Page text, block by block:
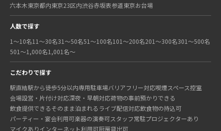
六本木東京都内東京23区内渋谷赤坂表参道東京お台場
人数で探す
1〜10名11〜30名31〜50名51〜100名101〜200名201〜300名301〜500名
501〜1,000名1,001名〜
こだわりで探す
駅直結駅から徒歩5分以内専用駐車場バリアフリー対応喫煙スペース控室
会場設営・片付け対応深夜・早朝対応荷物の事前預かりできる
飲食提供できるそのまま泊まれる ライブ配信対応飲食物の持込可
パーティー・宴会利用可楽器の演奏可スタッフ常駐プロジェクターあり
マイクありインターネット利用可厨房貸出可